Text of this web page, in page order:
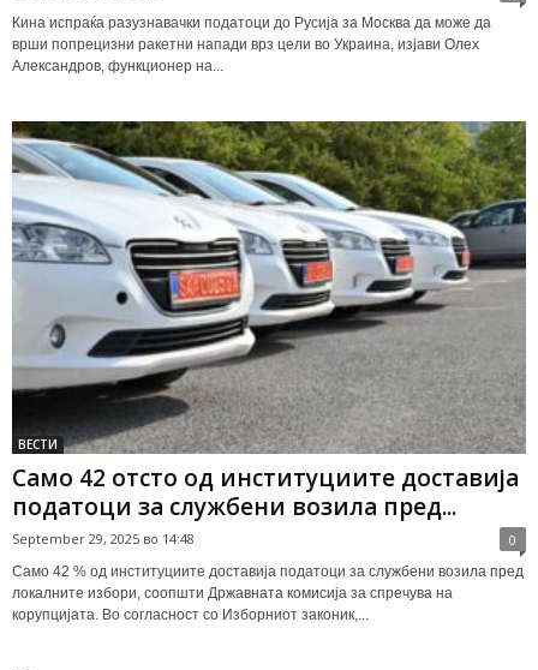
Кина испраќа разузнавачки податоци до Русија за Москва да може да
врши попрецизни ракетни напади врз цели во Украина, изјави Олех
Александров, функционер на...
ВЕСТИ
Само 42 отсто од институциите доставија
податоци за службени возила пред...
September 29, 2025 во 14:48 0
Само 42 % од институциите доставија податоци за службени возила пред
локалните избори, соопшти Државната комисија за спречува на
корупцијата. Во согласност со Изборниот законик,...